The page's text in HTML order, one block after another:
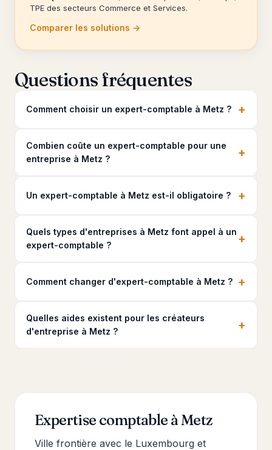
TPE des secteurs Commerce et Services.
Comparer les solutions →
Questions fréquentes
Comment choisir un expert-comptable à Metz ? +
Combien coûte un expert-comptable pour une
entreprise à Metz ?
+
Un expert-comptable à Metz est-il obligatoire ? +
Quels types d'entreprises à Metz font appel à un
expert-comptable ?
+
Comment changer d'expert-comptable à Metz ? +
Quelles aides existent pour les créateurs
d'entreprise à Metz ?
+
Expertise comptable à Metz
Ville frontière avec le Luxembourg et